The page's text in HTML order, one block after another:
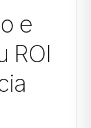
e
ROI